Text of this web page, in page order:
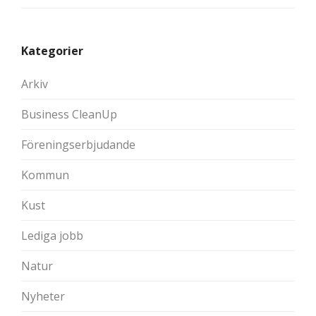
Kategorier
Arkiv
Business CleanUp
Föreningserbjudande
Kommun
Kust
Lediga jobb
Natur
Nyheter